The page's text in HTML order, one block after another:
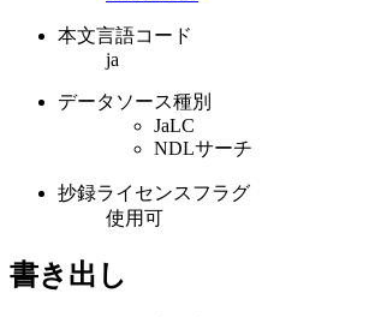
本文言語コード
ja
データソース種別
JaLC
NDLサーチ
抄録ライセンスフラグ
使用可
書き出し